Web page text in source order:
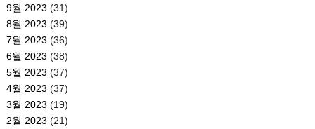
9월 2023 (31)
8월 2023 (39)
7월 2023 (36)
6월 2023 (38)
5월 2023 (37)
4월 2023 (37)
3월 2023 (19)
2월 2023 (21)